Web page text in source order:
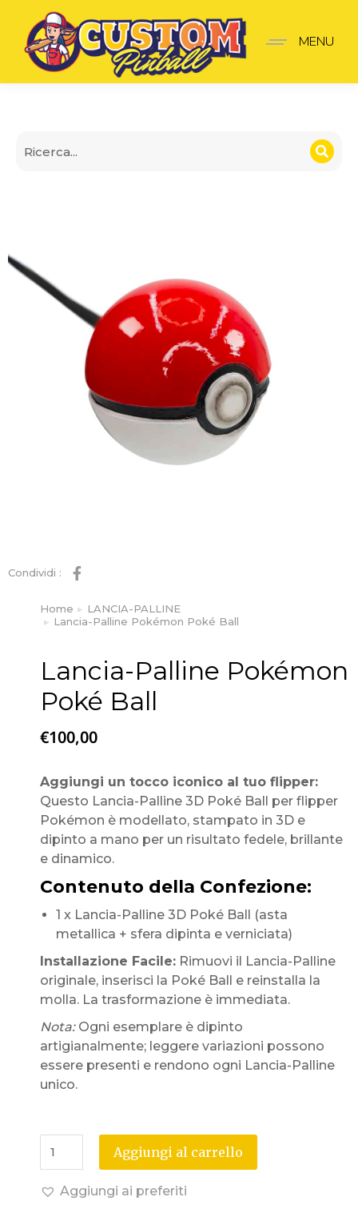
Lancia-Palline
MENU
Condividi :
Tu sei qui:
Home
LANCIA-PALLINE
Lancia-Palline Pokémon Poké Ball
Lancia-Palline Pokémon
Poké Ball
€100,00
Aggiungi un tocco iconico al tuo flipper:
Questo Lancia-Palline 3D Poké Ball per flipper
Pokémon è modellato, stampato in 3D e
dipinto a mano per un risultato fedele, brillante
e dinamico.
Contenuto della Confezione:
1 x Lancia-Palline 3D Poké Ball (asta
metallica + sfera dipinta e verniciata)
Installazione Facile: Rimuovi il Lancia-Palline
originale, inserisci la Poké Ball e reinstalla la
molla. La trasformazione è immediata.
Nota:Ogni esemplare è dipinto
artigianalmente; leggere variazioni possono
essere presenti e rendono ogni Lancia-Palline
unico.
Aggiungi al carrello
Aggiungi ai preferiti